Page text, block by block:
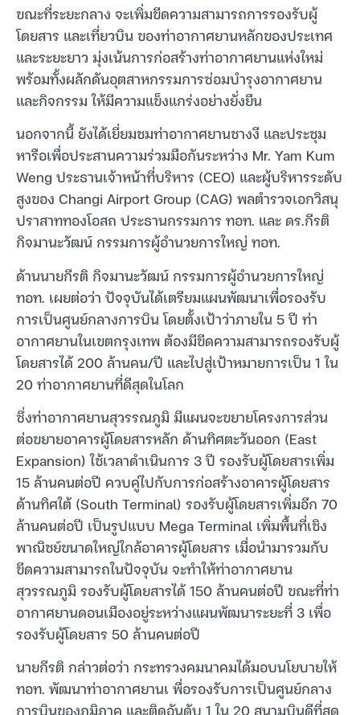
ขณะที่ระยะกลาง จะเพิ่มขีดความสามารถการรองรับผู้
โดยสาร และเที่ยวบิน ของท่าอากาศยานหลักของประเทศ
และระยะยาว มุ่งเน้นการก่อสร้างท่าอากาศยานแห่งใหม่
พร้อมทั้งผลักดันอุตสาหกรรมการซ่อมบำรุงอากาศยาน
และกิจกรรม ให้มีความแข็งแกร่งอย่างยั่งยืน
นอกจากนี้ ยังได้เยี่ยมชมท่าอากาศยานชางงี และประชุม
หารือเพื่อประสานความร่วมมือกันระหว่าง Mr. Yam Kum
Weng ประธานเจ้าหน้าที่บริหาร (CEO) และผู้บริหารระดับ
สูงของ Changi Airport Group (CAG) พลตำรวจเอกวิสนุ
ปราสาททองโอสถ ประธานกรรมการ ทอท. และ ดร.กีรติ
กิจมานะวัฒน์ กรรมการผู้อำนวยการใหญ่ ทอท.
ด้านนายกีรติ กิจมานะวัฒน์ กรรมการผู้อำนวยการใหญ่
ทอท. เผยต่อว่า ปัจจุบันได้เตรียมแผนพัฒนาเพื่อรองรับ
การเป็นศูนย์กลางการบิน โดยตั้งเป้าว่าภายใน 5 ปี ท่า
อากาศยานในเขตกรุงเทพ ต้องมีขีดความสามารถรองรับผู้
โดยสารได้ 200 ล้านคน/ปี และไปสู่เป้าหมายการเป็น 1 ใน
20 ท่าอากาศยานที่ดีสุดในโลก
ซึ่งท่าอากาศยานสุวรรณภูมิ มีแผนจะขยายโครงการส่วน
ต่อขยายอาคารผู้โดยสารหลัก ด้านทิศตะวันออก (East
Expansion) ใช้เวลาดำเนินการ 3 ปี รองรับผู้โดยสารเพิ่ม
15 ล้านคนต่อปี ควบคู่ไปกับการก่อสร้างอาคารผู้โดยสาร
ด้านทิศใต้ (South Terminal) รองรับผู้โดยสารเพิ่มอีก 70
ล้านคนต่อปี เป็นรูปแบบ Mega Terminal เพิ่มพื้นที่เชิง
พาณิชย์ขนาดใหญ่ใกล้อาคารผู้โดยสาร เมื่อนำมารวมกับ
ขีดความสามารถในปัจจุบัน จะทำให้ท่าอากาศยาน
สุวรรณภูมิ รองรับผู้โดยสารได้ 150 ล้านคนต่อปี ขณะที่ท่า
อากาศยานดอนเมืองอยู่ระหว่างแผนพัฒนาระยะที่ 3 เพื่อ
รองรับผู้โดยสาร 50 ล้านคนต่อปี
นายกีรติ กล่าวต่อว่า กระทรวงคมนาคมได้มอบนโยบายให้
ทอท. พัฒนาท่าอากาศยานเ พื่อรองรับการเป็นศูนย์กลาง
การบินของภูมิภาค และติดอันดับ 1 ใน 20 สนามบินดีที่สุด